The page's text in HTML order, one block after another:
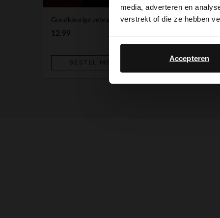
media, adverteren en
verstrekt of die ze hebben
Accepteren
Goudkleurige zebra broche
12.99
BESTEL MEE
BESTEL MEE